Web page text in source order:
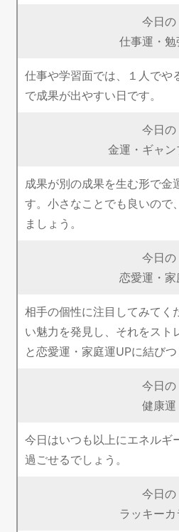
今日の
仕事運・勉
仕事や学習面では、１人でや
で成果が出やすい日です。
今日の
金運・ギャン
成果が別の成果を生む形で金
す。小さなことでも良いので
ましょう。
今日の
恋愛運・家
相手の個性に注目してみてく
い魅力を発見し、それをスト
と恋愛運・家庭運UPに結びつ
今日の
健康運
今日はいつも以上にエネルギ
過ごせるでしょう。
今日の
ラッキーカ